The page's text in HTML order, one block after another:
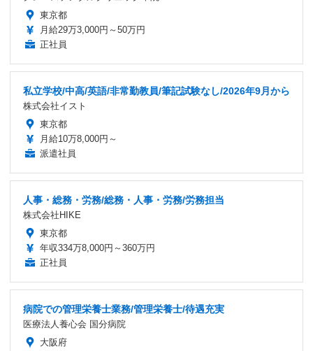
東京都
月給29万3,000円～50万円
正社員
私立学校/中高/英語/非常勤教員/筆記試験なし/2026年9月から
株式会社イスト
東京都
月給10万8,000円～
派遣社員
人事・総務・労務/総務・人事・労務/労務担当
株式会社HIKE
東京都
年収334万8,000円～360万円
正社員
病院での管理栄養士業務/管理栄養士/待遇充実
医療法人養心会 国分病院
大阪府